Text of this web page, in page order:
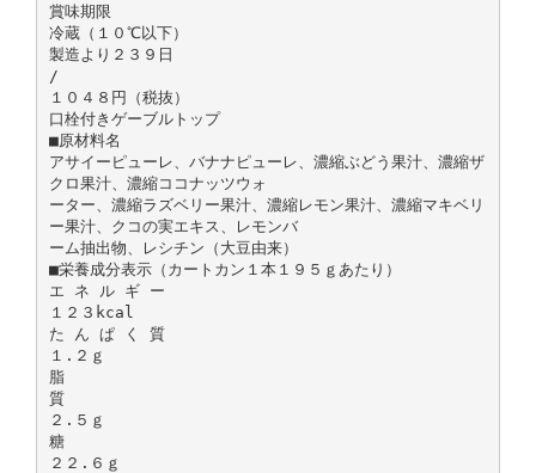
賞味期限
冷蔵（１０℃以下）
製造より２３９日
/
１０４８円（税抜）
口栓付きゲーブルトップ
■原材料名
アサイーピューレ、バナナピューレ、濃縮ぶどう果汁、濃縮ザ
クロ果汁、濃縮ココナッツウォ
ーター、濃縮ラズベリー果汁、濃縮レモン果汁、濃縮マキベリ
ー果汁、クコの実エキス、レモンバ
ーム抽出物、レシチン（大豆由来）
■栄養成分表示（カートカン１本１９５ｇあたり）
エ ネ ル ギ ー
１２３kcal
た ん ぱ く 質
１.２ｇ
脂
質
２.５ｇ
糖
２２.６ｇ